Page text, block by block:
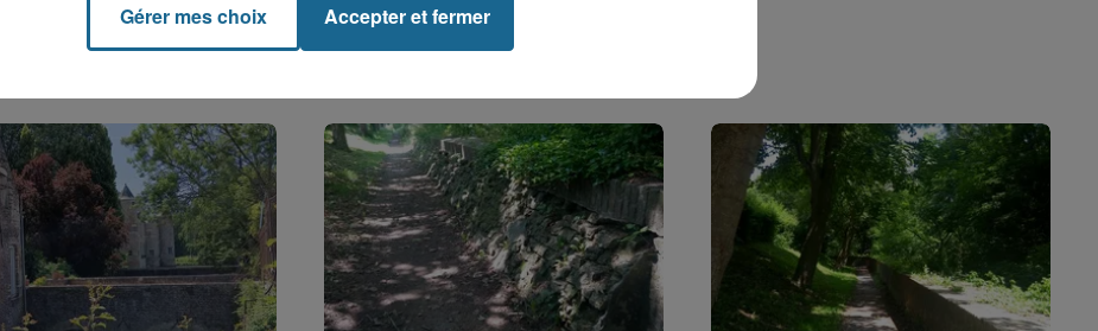
Gérer mes choix Accepter et fermer